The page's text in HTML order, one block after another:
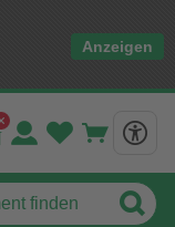
Anzeigen